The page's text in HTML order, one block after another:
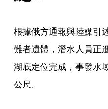
根據俄方通報與陸媒引
難者遺體，潛水人員正
湖底定位完成，事發水
公尺。